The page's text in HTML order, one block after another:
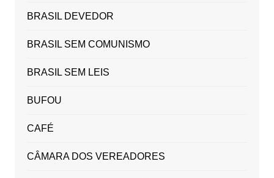
BRASIL DEVEDOR
BRASIL SEM COMUNISMO
BRASIL SEM LEIS
BUFOU
CAFÉ
CÂMARA DOS VEREADORES